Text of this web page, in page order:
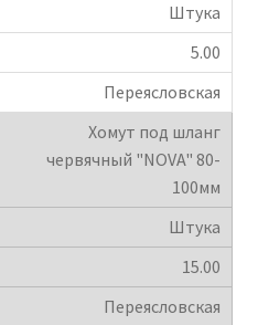
Штука
5.00
Переясловская
Хомут под шланг
червячный "NOVA" 80-
100мм
Штука
15.00
Переясловская